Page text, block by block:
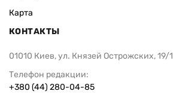
Карта
КОНТАКТЫ
01010 Киев, ул. Князей Острожских, 19/1
Телефон редакции:
+380 (44) 280-04-85